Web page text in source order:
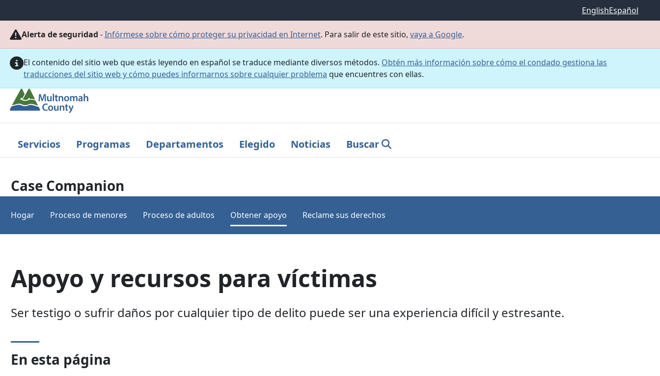
EnglishEspañol
Alerta de seguridad -Infórmese sobre cómo proteger su privacidad en Internet. Para salir de este sitio, vaya a Google.
El contenido del sitio web que estás leyendo en español se traduce mediante diversos métodos. Obtén más información sobre cómo el condado gestiona las
traducciones del sitio web y cómo puedes informarnos sobre cualquier problema que encuentres con ellas.
Servicios Programas Departamentos Elegido Noticias Buscar
Case Companion
Hogar Proceso de menores Proceso de adultos Obtener apoyo Reclame sus derechos
Apoyo y recursos para víctimas
Ser testigo o sufrir daños por cualquier tipo de delito puede ser una experiencia difícil y estresante.
En esta página